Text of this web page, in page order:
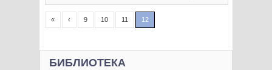
« ‹ 9 10 11 12
БИБЛИОТЕКА